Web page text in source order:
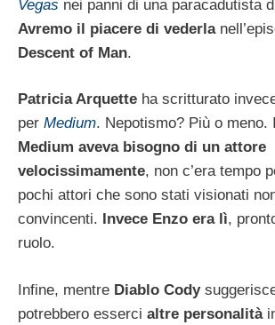
Vegas nei panni di una paracadutista
Avremo il piacere di vederla
Descent of Man.
Patricia Arquette ha scritturato
per Medium. Nepotismo? Più o meno.
Medium aveva bisogno di un attore
velocissimamente, non c’era tempo
pochi attori che sono stati visionati
convincenti. Invece Enzo era lì,
ruolo.
Infine, mentre Diablo Cody
potrebbero esserci altre personalità